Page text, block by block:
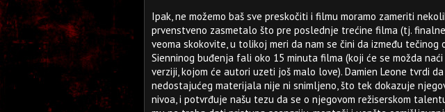
Ipak, ne možemo baš sve preskočiti i filmu moramo zameriti
prvenstveno zasmetalo što pre poslednje trećine filma (tj.
veoma skokovite, u tolikoj meri da nam se čini da između tečinog
Sienninog buđenja fali oko 15 minuta filma (koji će se možda
verziji, kojom će autori uzeti još malo love). Damien Leone tvrdi
nedostajućeg materijala nije ni snimljeno, što tek dokazuje
nivoa, i potvrđuje našu tezu da se o njegovom režiserskom